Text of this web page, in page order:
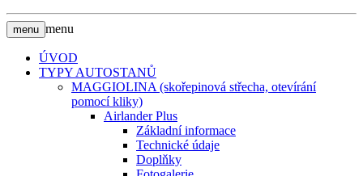
menu menu
ÚVOD
TYPY AUTOSTANŮ
MAGGIOLINA (skořepinová střecha, otevírání
pomocí kliky)
Airlander Plus
Základní informace
Technické údaje
Doplňky